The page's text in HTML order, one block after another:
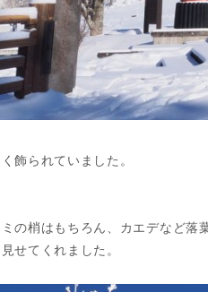
飾られていました。
の梢はもちろん、カエデなど落
せてくれました。